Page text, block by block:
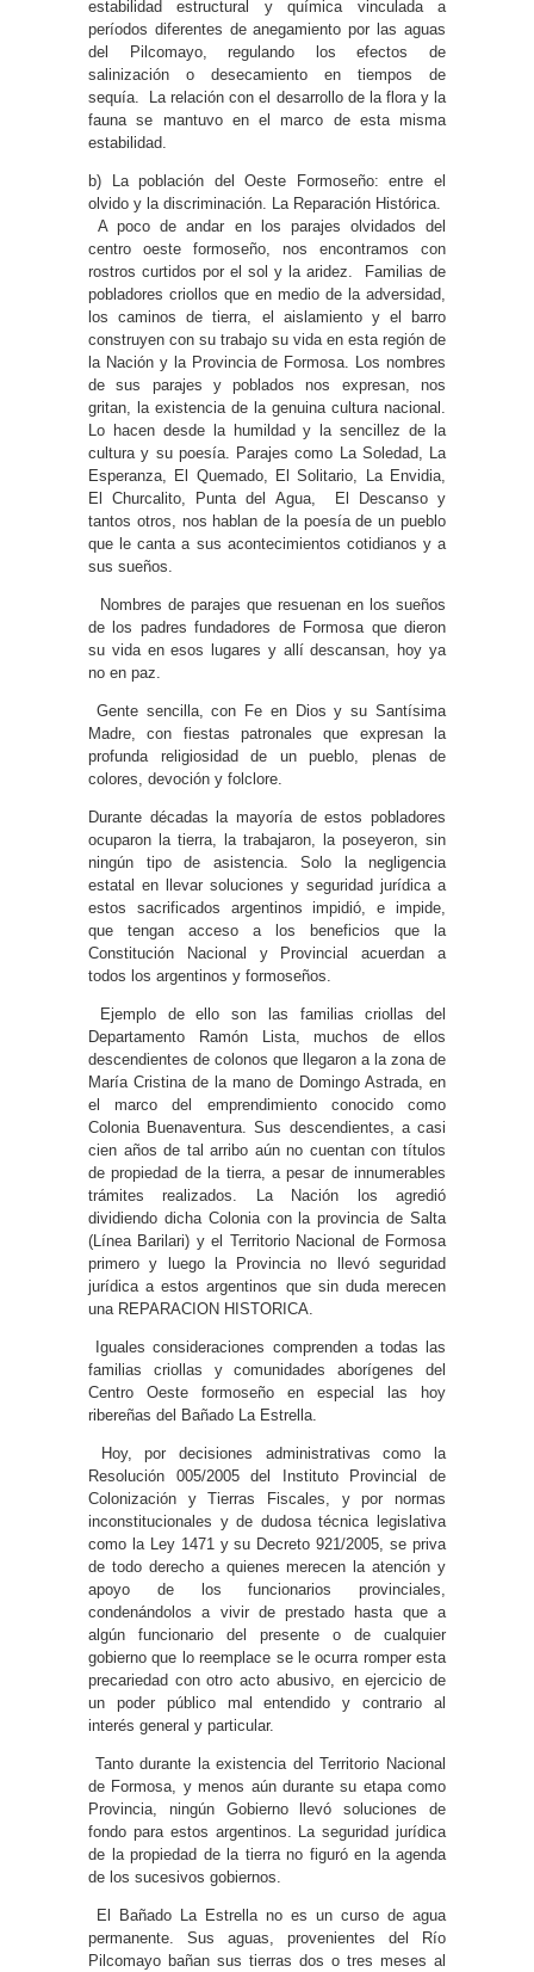
estabilidad estructural y química vinculada a
períodos diferentes de anegamiento por las aguas
del Pilcomayo, regulando los efectos de
salinización o desecamiento en tiempos de
sequía. La relación con el desarrollo de la flora y la
fauna se mantuvo en el marco de esta misma
estabilidad.
b) La población del Oeste Formoseño: entre el
olvido y la discriminación. La Reparación Histórica.
A poco de andar en los parajes olvidados del
centro oeste formoseño, nos encontramos con
rostros curtidos por el sol y la aridez. Familias de
pobladores criollos que en medio de la adversidad,
los caminos de tierra, el aislamiento y el barro
construyen con su trabajo su vida en esta región de
la Nación y la Provincia de Formosa. Los nombres
de sus parajes y poblados nos expresan, nos
gritan, la existencia de la genuina cultura nacional.
Lo hacen desde la humildad y la sencillez de la
cultura y su poesía. Parajes como La Soledad, La
Esperanza, El Quemado, El Solitario, La Envidia,
El Churcalito, Punta del Agua, El Descanso y
tantos otros, nos hablan de la poesía de un pueblo
que le canta a sus acontecimientos cotidianos y a
sus sueños.
Nombres de parajes que resuenan en los sueños
de los padres fundadores de Formosa que dieron
su vida en esos lugares y allí descansan, hoy ya
no en paz.
Gente sencilla, con Fe en Dios y su Santísima
Madre, con fiestas patronales que expresan la
profunda religiosidad de un pueblo, plenas de
colores, devoción y folclore.
Durante décadas la mayoría de estos pobladores
ocuparon la tierra, la trabajaron, la poseyeron, sin
ningún tipo de asistencia. Solo la negligencia
estatal en llevar soluciones y seguridad jurídica a
estos sacrificados argentinos impidió, e impide,
que tengan acceso a los beneficios que la
Constitución Nacional y Provincial acuerdan a
todos los argentinos y formoseños.
Ejemplo de ello son las familias criollas del
Departamento Ramón Lista, muchos de ellos
descendientes de colonos que llegaron a la zona de
María Cristina de la mano de Domingo Astrada, en
el marco del emprendimiento conocido como
Colonia Buenaventura. Sus descendientes, a casi
cien años de tal arribo aún no cuentan con títulos
de propiedad de la tierra, a pesar de innumerables
trámites realizados. La Nación los agredió
dividiendo dicha Colonia con la provincia de Salta
(Línea Barilari) y el Territorio Nacional de Formosa
primero y luego la Provincia no llevó seguridad
jurídica a estos argentinos que sin duda merecen
una REPARACION HISTORICA.
Iguales consideraciones comprenden a todas las
familias criollas y comunidades aborígenes del
Centro Oeste formoseño en especial las hoy
ribereñas del Bañado La Estrella.
Hoy, por decisiones administrativas como la
Resolución 005/2005 del Instituto Provincial de
Colonización y Tierras Fiscales, y por normas
inconstitucionales y de dudosa técnica legislativa
como la Ley 1471 y su Decreto 921/2005, se priva
de todo derecho a quienes merecen la atención y
apoyo de los funcionarios provinciales,
condenándolos a vivir de prestado hasta que a
algún funcionario del presente o de cualquier
gobierno que lo reemplace se le ocurra romper esta
precariedad con otro acto abusivo, en ejercicio de
un poder público mal entendido y contrario al
interés general y particular.
Tanto durante la existencia del Territorio Nacional
de Formosa, y menos aún durante su etapa como
Provincia, ningún Gobierno llevó soluciones de
fondo para estos argentinos. La seguridad jurídica
de la propiedad de la tierra no figuró en la agenda
de los sucesivos gobiernos.
El Bañado La Estrella no es un curso de agua
permanente. Sus aguas, provenientes del Río
Pilcomayo bañan sus tierras dos o tres meses al